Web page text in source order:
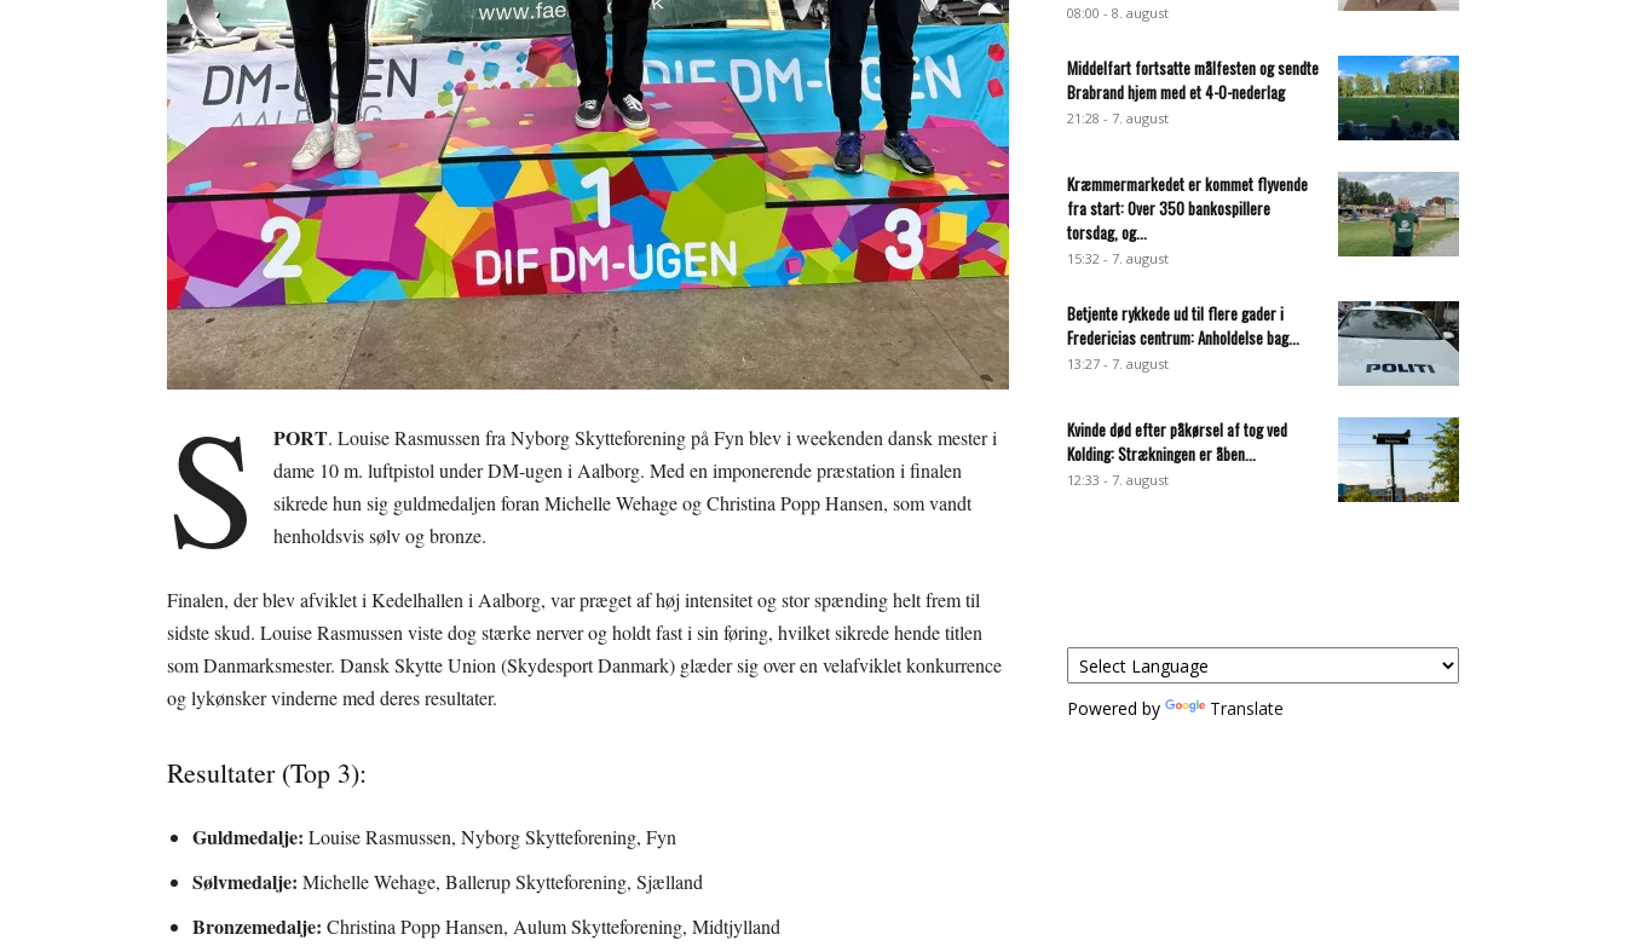
S PORT. Louise Rasmussen fra Nyborg Skytteforening på Fyn blev i weekenden dansk mester i
dame 10 m. luftpistol under DM-ugen i Aalborg. Med en imponerende præstation i finalen
sikrede hun sig guldmedaljen foran Michelle Wehage og Christina Popp Hansen, som vandt
henholdsvis sølv og bronze.
Finalen, der blev afviklet i Kedelhallen i Aalborg, var præget af høj intensitet og stor spænding helt frem til
sidste skud. Louise Rasmussen viste dog stærke nerver og holdt fast i sin føring, hvilket sikrede hende titlen
som Danmarksmester. Dansk Skytte Union (Skydesport Danmark) glæder sig over en velafviklet konkurrence
og lykønsker vinderne med deres resultater.
Resultater (Top 3):
Guldmedalje: Louise Rasmussen, Nyborg Skytteforening, Fyn
Sølvmedalje: Michelle Wehage, Ballerup Skytteforening, Sjælland
Bronzemedalje: Christina Popp Hansen, Aulum Skytteforening, Midtjylland
08:00 - 8. august
Middelfart fortsatte målfesten og sendte
Brabrand hjem med et 4-0-nederlag
21:28 - 7. august
Kræmmermarkedet er kommet flyvende
fra start: Over 350 bankospillere
torsdag, og...
15:32 - 7. august
Betjente rykkede ud til flere gader i
Fredericias centrum: Anholdelse bag...
13:27 - 7. august
Kvinde død efter påkørsel af tog ved
Kolding: Strækningen er åben...
12:33 - 7. august
Powered by Translate